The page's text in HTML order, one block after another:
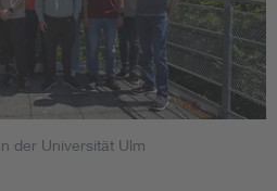
der Universität Ulm